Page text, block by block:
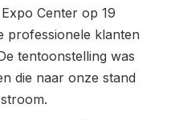
Center op 19
professionele klanten
tentoonstelling was
die naar onze stand